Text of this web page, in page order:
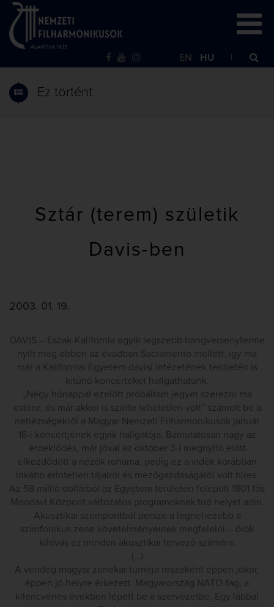
EN HU
Ez történt
Sztár (terem) születik
Davis-ben
2003. 01. 19.
DAVIS – Észak-Kalifornia egyik legszebb hangversenyterme
nyílt meg ebben az évadban Sacramento mellett, így ma
már a Kaliforniai Egyetem davisi intézetének területén is
kitűnő koncerteket hallgathatunk.
„Négy hónappal ezelőtt próbáltam jegyet szerezni ma
estére, és már akkor is szinte lehetetlen volt” számolt be a
nehézségekről a Magyar Nemzeti Filharmonikusok január
18-i koncertjének egyik hallgatója. Bámulatosan nagy az
érdeklődés, már jóval az október 3-i megnyitó előtt
elkezdődött a nézők rohama, pedig ez a vidék korábban
inkább érintetlen tájairól és mezőgazdaságáról volt híres.
Az 58 millió dollárból az Egyetem területén felépült 1801 fős
Mondavi Központ változatos programoknak tud helyet adni.
Akusztikai szempontból persze a legnehezebb a
szimfonikus zene követelményeinek megfelelni – örök
kihívás ez minden akusztikai tervező számára.
(…)
A vendég magyar zenekar turnéja részeként éppen jókor,
éppen jó helyre érkezett. Magyarország NATO-tag, a
kilencvenes években lépett be a szervezetbe. Egy lábbal